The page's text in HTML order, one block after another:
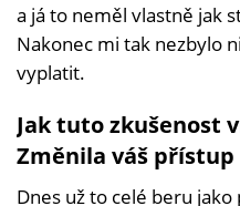
a já to neměl vlastně jak
Nakonec mi tak nezbylo
vyplatit.
Jak tuto zkušenost
Změnila váš
Dnes už to celé beru